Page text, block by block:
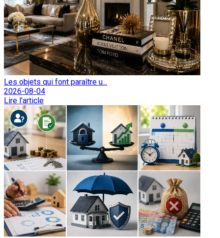
Les objets qui font paraître u...
2026-08-04
Lire l'article